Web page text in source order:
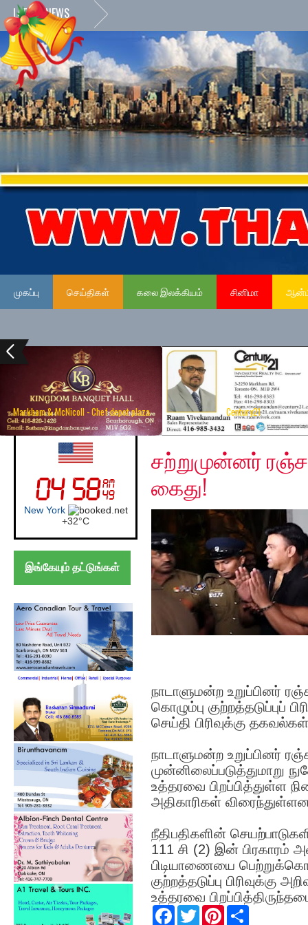
LATEST NEWS
முகப்பு செய்திகள் கலை இலக்கியம் சினிமா
Markham & McNicoll - Chef depot plaza Century21
UK (London)
London
+26°C
இங்கேயும் தட்டுங்கள்
Wednesday, January
சற்றுமுன்னர்
கைது!
நாடாளுமன்ற உறுப்பினர்
கொழும்பு குற்றத்தடுப்புப்
செய்தி பிரிவுக்கு
நாடாளுமன்ற உறுப்பினர்
முன்னிலைப்படுத்துமாறு
உத்தரவை பிறப்பித்துள்ள
அதிகாரிகள்
நீதிபதிகளின்
111 சி (2) இன்
பிடியாணையை
குற்றத்தடுப்பு பிரிவுக்கு
உத்தரவை
F
T
w
P